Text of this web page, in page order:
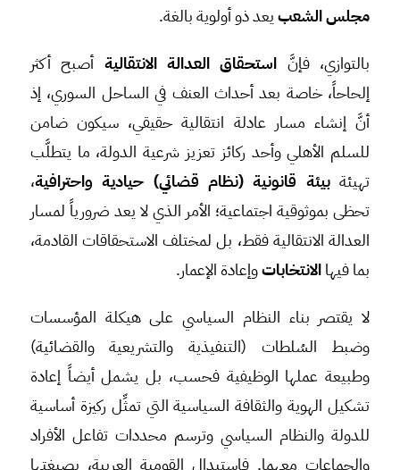
مجلس الشعبيعد ذو أولوية بالغة.
بالتوازي، فإنَّ استحقاق العدالة الانتقالية أصبح أكثر
إلحاحاً، خاصة بعد أحداث العنف في الساحل السوري، إذ
أنَّ إنشاء مسار عادلة انتقالية حقيقي، سيكون ضامن
للسلم الأهلي وأحد ركائز تعزيز شرعية الدولة، ما يتطلَّب
تهيئةبيئة قانونية (نظام قضائي) حيادية واحترافية،
تحظى بموثوقية اجتماعية؛ الأمر الذي لا يعد ضرورياً لمسار
العدالة الانتقالية فقط، بل لمختلف الاستحقاقات القادمة،
بما فيهاالانتخاباتوإعادة الإعمار.
لا يقتصر بناء النظام السياسي على هيكلة المؤسسات
وضبط السُلطات (التنفيذية والتشريعية والقضائية)
وطبيعة عملها الوظيفية فحسب، بل يشمل أيضاً إعادة
تشكيل الهوية والثقافة السياسية التي تمثِّل ركيزة أساسية
للدولة والنظام السياسي وترسم محددات تفاعل الأفراد
والجماعات معهما. فاستبدال القومية العربية، بصيغتها